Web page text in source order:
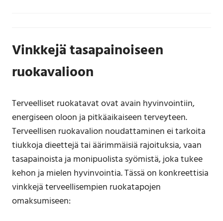
Vinkkejä tasapainoiseen
ruokavalioon
Terveelliset ruokatavat ovat avain hyvinvointiin,
energiseen oloon ja pitkäaikaiseen terveyteen.
Terveellisen ruokavalion noudattaminen ei tarkoita
tiukkoja dieettejä tai äärimmäisiä rajoituksia, vaan
tasapainoista ja monipuolista syömistä, joka tukee
kehon ja mielen hyvinvointia. Tässä on konkreettisia
vinkkejä terveellisempien ruokatapojen
omaksumiseen: